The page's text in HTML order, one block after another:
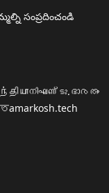
సంప్రదించండి
നിഘണ്ടു.ഭാരതം
amarkosh.tech